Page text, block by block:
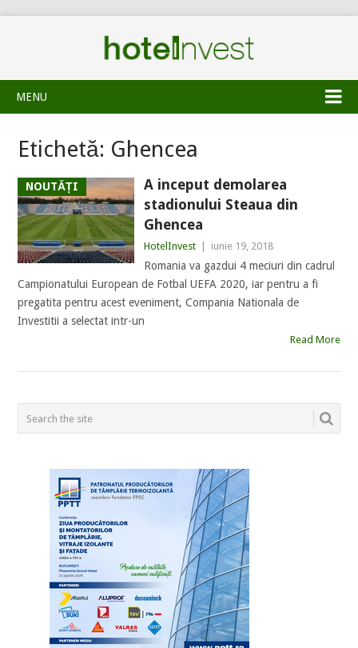
MENU
Etichetă: Ghencea
NOUTĂȚI
A inceput demolarea
stadionului Steaua din
Ghencea
HotelInvest iunie 19, 2018
Romania va gazdui 4 meciuri din cadrul
Campionatului European de Fotbal UEFA 2020, iar pentru a fi
pregatita pentru acest eveniment, Compania Nationala de
Investitii a selectat intr-un
Read More
POSTS
NAVIGATION